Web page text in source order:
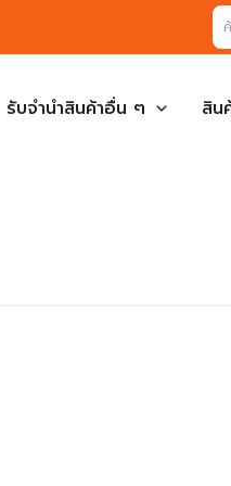
ค้นหา
รับจำนำสินค้าอื่น ๆ สิน